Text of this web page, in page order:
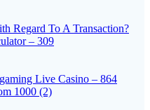
Regard To A Transaction?
– 309
Live Casino – 864
1000 (2)